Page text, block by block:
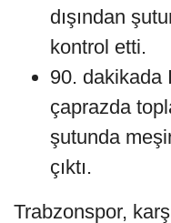
dışından
kontrol etti.
90. dakikada
çaprazda
şutunda
çıktı.
Trabzonspor,